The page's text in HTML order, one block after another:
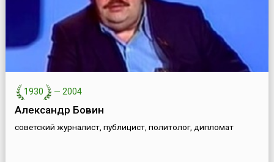
1930 — 2004
Александр Бовин
советский журналист, публицист, политолог, дипломат